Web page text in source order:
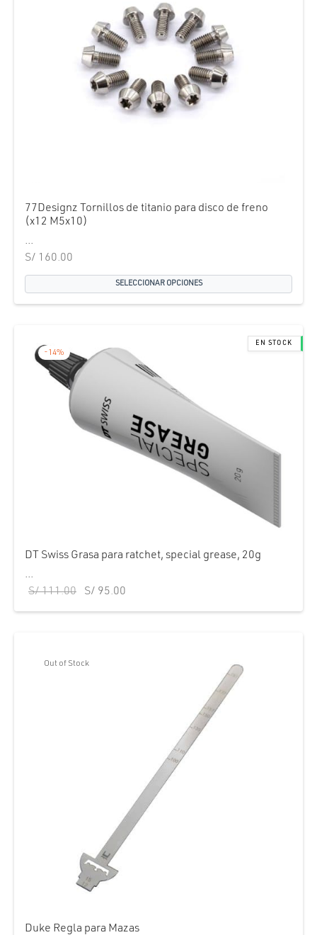
77Designz Tornillos de titanio para disco de freno
(x12 M5x10)
...
S/ 160.00
SELECCIONAR OPCIONES
-14%
DT Swiss Grasa para ratchet, special grease, 20g
...
S/111.00
El precio
S/ 95.00
Out of Stock
Duke Regla para Mazas